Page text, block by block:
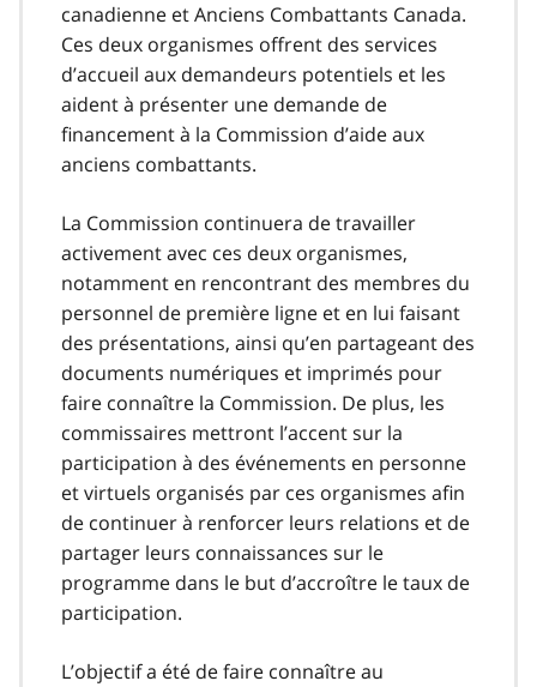
canadienne et Anciens Combattants Canada.
Ces deux organismes offrent des services
d’accueil aux demandeurs potentiels et les
aident à présenter une demande de
financement à la Commission d’aide aux
anciens combattants.
La Commission continuera de travailler
activement avec ces deux organismes,
notamment en rencontrant des membres du
personnel de première ligne et en lui faisant
des présentations, ainsi qu’en partageant des
documents numériques et imprimés pour
faire connaître la Commission. De plus, les
commissaires mettront l’accent sur la
participation à des événements en personne
et virtuels organisés par ces organismes afin
de continuer à renforcer leurs relations et de
partager leurs connaissances sur le
programme dans le but d’accroître le taux de
participation.
L’objectif a été de faire connaître au